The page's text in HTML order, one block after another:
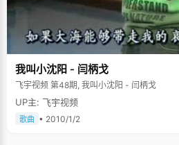
我叫小沈阳 - 闫柄戈
飞宇视频 第48期, 我叫小沈阳 - 闫柄戈
UP主: 飞宇视频
歌曲 • 2010/1/2